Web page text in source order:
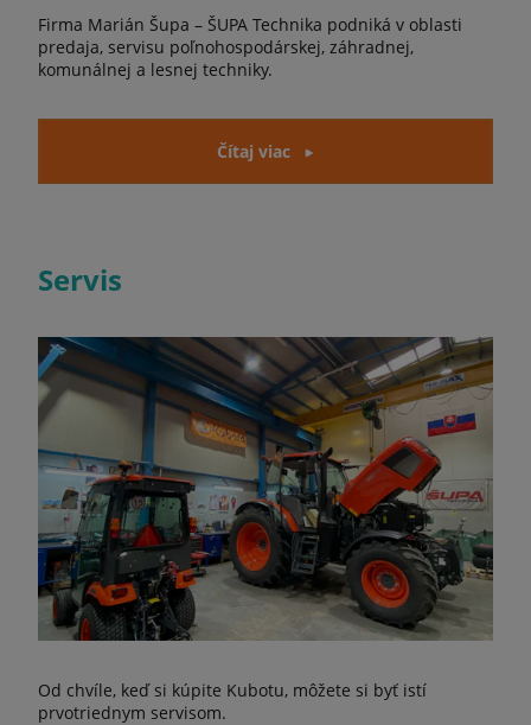
Firma Marián Šupa – ŠUPA Technika podniká v oblasti
predaja, servisu poľnohospodárskej, záhradnej,
komunálnej a lesnej techniky.
Čítaj viac
Servis
Od chvíle, keď si kúpite Kubotu, môžete si byť istí
prvotriednym servisom.